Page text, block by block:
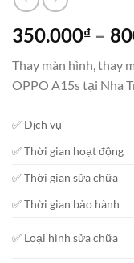
350.000₫ –
Thay màn hình, thay
OPPO A15s tại Nha
✅ Dịch vụ
✅ Thời gian hoạt động
✅ Thời gian sửa chữa
✅ Thời gian bảo hành
✅ Loại hình sửa chữa